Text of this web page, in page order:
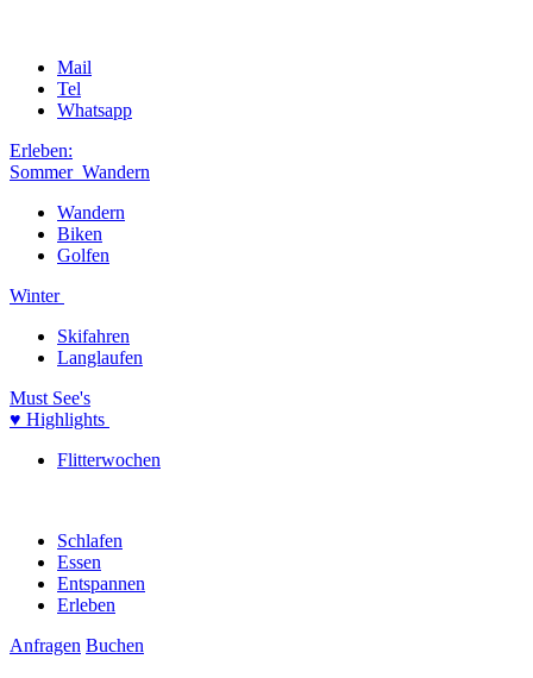
Mail
Tel
Whatsapp
Erleben:
Sommer Wandern
Wandern
Biken
Golfen
Winter
Skifahren
Langlaufen
Must See's
♥ Highlights
Flitterwochen
Schlafen
Essen
Entspannen
Erleben
Anfragen Buchen